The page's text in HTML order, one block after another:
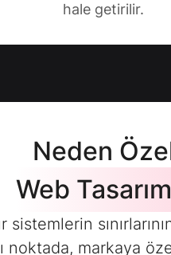
hale getirilir.
Neden
Web
sistemlerin
noktada, markaya